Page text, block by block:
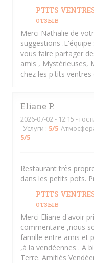
PTITS
отзыв
Merci Nathalie de
suggestions
vous faire partager
amis , Mystérieuses,
chez les p'tits
Eliane P
2026-07-02 - 12:15 -
Услуги : 5/5
5/5
Restaurant très
dans les petits pots.
PTITS
отзыв
Merci Eliane d'avoir
commentaire ,nous
famille entre amis et
,à la vendéennes . A
Terre. Amitiés